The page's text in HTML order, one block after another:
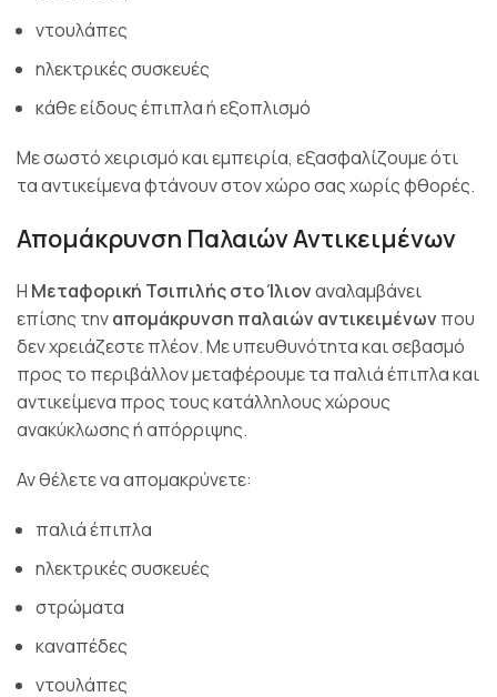
ντουλάπες
ηλεκτρικές συσκευές
κάθε είδους έπιπλα ή εξοπλισμό
Με σωστό χειρισμό και εμπειρία, εξασφαλίζουμε ότι
τα αντικείμενα φτάνουν στον χώρο σας χωρίς φθορές.
Απομάκρυνση Παλαιών Αντικειμένων
Η Μεταφορική Τσιπιλής στο Ίλιοναναλαμβάνει
επίσης τηναπομάκρυνση παλαιών αντικειμένων που
δεν χρειάζεστε πλέον. Με υπευθυνότητα και σεβασμό
προς το περιβάλλον μεταφέρουμε τα παλιά έπιπλα και
αντικείμενα προς τους κατάλληλους χώρους
ανακύκλωσης ή απόρριψης.
Αν θέλετε να απομακρύνετε:
παλιά έπιπλα
ηλεκτρικές συσκευές
στρώματα
καναπέδες
ντουλάπες